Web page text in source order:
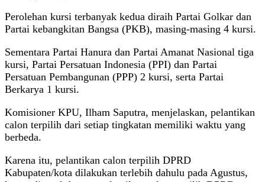
Perolehan kursi terbanyak kedua diraih Partai Golkar dan
Partai kebangkitan Bangsa (PKB), masing-masing 4 kursi.
Sementara Partai Hanura dan Partai Amanat Nasional tiga
kursi, Partai Persatuan Indonesia (PPI) dan Partai
Persatuan Pembangunan (PPP) 2 kursi, serta Partai
Berkarya 1 kursi.
Komisioner KPU, Ilham Saputra, menjelaskan, pelantikan
calon terpilih dari setiap tingkatan memiliki waktu yang
berbeda.
Karena itu, pelantikan calon terpilih DPRD
Kabupaten/kota dilakukan terlebih dahulu pada Agustus,